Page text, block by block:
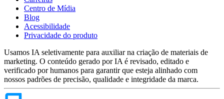
Centro de Mídia
Blog
Acessibilidade
Privacidade do produto
Usamos IA seletivamente para auxiliar na criação de materiais de
marketing. O conteúdo gerado por IA é revisado, editado e
verificado por humanos para garantir que esteja alinhado com
nossos padrões de precisão, qualidade e integridade da marca.